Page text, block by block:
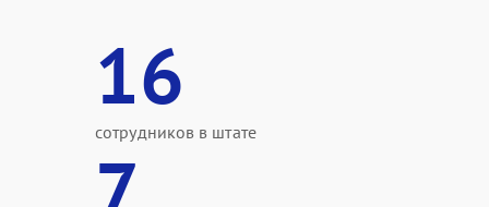
16
сотрудников в штате